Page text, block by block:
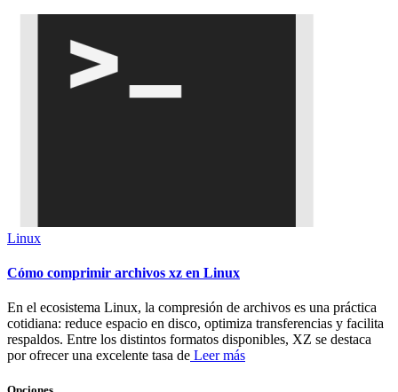
Linux
Cómo comprimir archivos xz en Linux
En el ecosistema Linux, la compresión de archivos es una práctica
cotidiana: reduce espacio en disco, optimiza transferencias y facilita
respaldos. Entre los distintos formatos disponibles, XZ se destaca
por ofrecer una excelente tasa de Leer más